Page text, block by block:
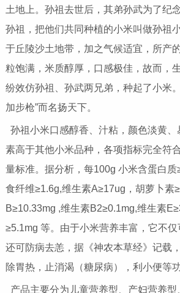
土地上。孙祖去世后，其弟孙武为了纪
孙祖，把他们共同种植的小米叫做孙祖
于丘陵沙土地带，加之气候适宜，所产
粒饱满，米质醇厚，口感极佳，故而，
纷效仿孙祖、孙武两兄弟，种起了小米
加步枪”而名扬天下。
孙祖小米口感醇香、汁粘，颜色淡黄
素高于其他小米品种，各项指标完全符
量标准。据分析，每100g 小米含蛋白质
食纤维≥1.6g,维生素A≥17ug，胡萝卜素
B≥10.33mg ,维生素B2≥0.1mg,维生素
≥5.1mg 等。由于小米营养丰富，它不仅
还可防病去恙，据《神农本草经》记载
除胃热，止消渴（糖尿病），利小便等功
产品主要分为儿童营养型、产妇营养